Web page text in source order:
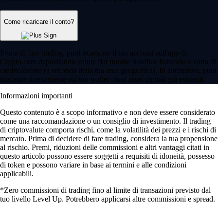
Come ricaricare il conto?
Prima di fare trading, puoi ricaricare il tuo account sull'app di
Crypto.com depositando valuta fiat tramite bonifico bancario o carta di
credito/debito (a seconda della tua area geografica). In alternativa, puoi
trasferire direttamente sul tuo wallet i tuoi asset digitali già esistenti.
Informazioni importanti
Questo contenuto è a scopo informativo e non deve essere considerato
come una raccomandazione o un consiglio di investimento. Il trading
di criptovalute comporta rischi, come la volatilità dei prezzi e i rischi di
mercato. Prima di decidere di fare trading, considera la tua propensione
al rischio. Premi, riduzioni delle commissioni e altri vantaggi citati in
questo articolo possono essere soggetti a requisiti di idoneità, possesso
di token e possono variare in base ai termini e alle condizioni
applicabili.
*Zero commissioni di trading fino al limite di transazioni previsto dal
tuo livello Level Up. Potrebbero applicarsi altre commissioni e spread.